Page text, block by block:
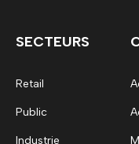
SECTEURS
Retail
Public
Industrie